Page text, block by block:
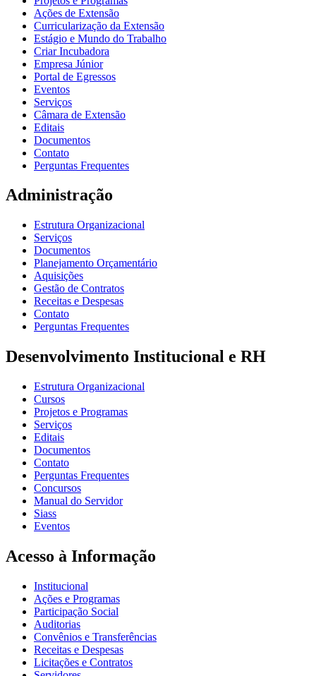
Ações de Extensão
Curricularização da Extensão
Estágio e Mundo do Trabalho
Criar Incubadora
Empresa Júnior
Portal de Egressos
Eventos
Serviços
Câmara de Extensão
Editais
Documentos
Contato
Perguntas Frequentes
Administração
Estrutura Organizacional
Serviços
Documentos
Planejamento Orçamentário
Aquisições
Gestão de Contratos
Receitas e Despesas
Contato
Perguntas Frequentes
Desenvolvimento Institucional e RH
Estrutura Organizacional
Cursos
Projetos e Programas
Serviços
Editais
Documentos
Contato
Perguntas Frequentes
Concursos
Manual do Servidor
Siass
Eventos
Acesso à Informação
Institucional
Ações e Programas
Participação Social
Auditorias
Convênios e Transferências
Receitas e Despesas
Licitações e Contratos